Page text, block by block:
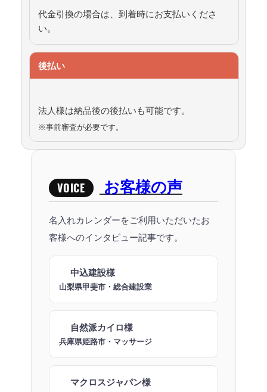
代金引換の場合は、到着時にお支払いくださ
い。
後払い
法人様は納品後の後払いも可能です。
※事前審査が必要です。
VOICE お客様の声
名入れカレンダーをご利用いただいたお
客様へのインタビュー記事です。
中込建設様
山梨県甲斐市・総合建設業
自然派カイロ様
兵庫県姫路市・マッサージ
マクロスジャパン様